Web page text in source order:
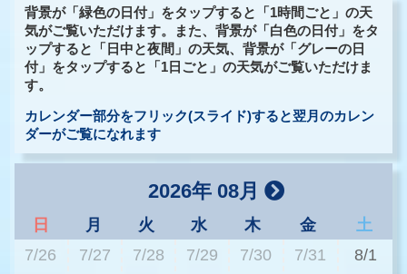
背景が「緑色の日付」をタップすると「1時間ごと」の天
気がご覧いただけます。また、背景が「白色の日付」をタ
ップすると「日中と夜間」の天気、背景が「グレーの日
付」をタップすると「1日ごと」の天気がご覧いただけま
す。
カレンダー部分をフリック(スライド)すると翌月のカレン
ダーがご覧になれます
2026年 08月
日 月 火 水 木 金
土
7/26
7/27 7/28 7/29 7/30 7/31 8/1